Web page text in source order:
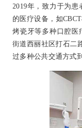
2019年，致力于为
的医疗设备，如
烤瓷牙等多种口腔医
街道西丽社区打石二
过多种公共交通方式